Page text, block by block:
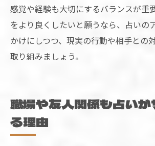
感覚や経験も大切にするバランスが重
をより良くしたいと願うなら、占いの
かけにしつつ、現実の行動や相手との
取り組みましょう。
職場や友人関係も占い
る理由